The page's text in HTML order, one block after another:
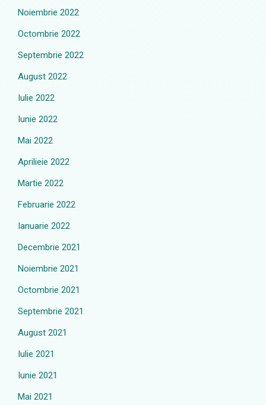
Noiembrie 2022
Octombrie 2022
Septembrie 2022
August 2022
Iulie 2022
Iunie 2022
Mai 2022
Aprilieie 2022
Martie 2022
Februarie 2022
Ianuarie 2022
Decembrie 2021
Noiembrie 2021
Octombrie 2021
Septembrie 2021
August 2021
Iulie 2021
Iunie 2021
Mai 2021